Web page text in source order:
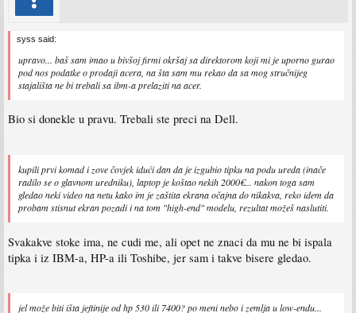
syss said:
upravo... baš sam imao u bivšoj firmi okršaj sa direktorom koji mi je uporno gurao
pod nos podatke o prodaji acera, na šta sam mu rekao da sa mog stručnijeg
stajališta ne bi trebali sa ibm-a prelaziti na acer.
Bio si donekle u pravu. Trebali ste preci na Dell.
kupili prvi komad i zove čovjek idući dan da je izgubio tipku na podu ureda (inače
radilo se o glavnom uredniku), laptop je koštao nekih 2000€... nakon toga sam
gledao neki video na netu kako im je zaštita ekrana očajna do nikakva, reko idem da
probam stisnut ekran pozadi i na tom "high-end" modelu, rezultat možeš naslutiti.
Svakakve stoke ima, ne cudi me, ali opet ne znaci da mu ne bi ispala
tipka i iz IBM-a, HP-a ili Toshibe, jer sam i takve bisere gledao.
jel može biti išta jeftinije od hp 530 ili 7400? po meni nebo i zemlja u low-endu...